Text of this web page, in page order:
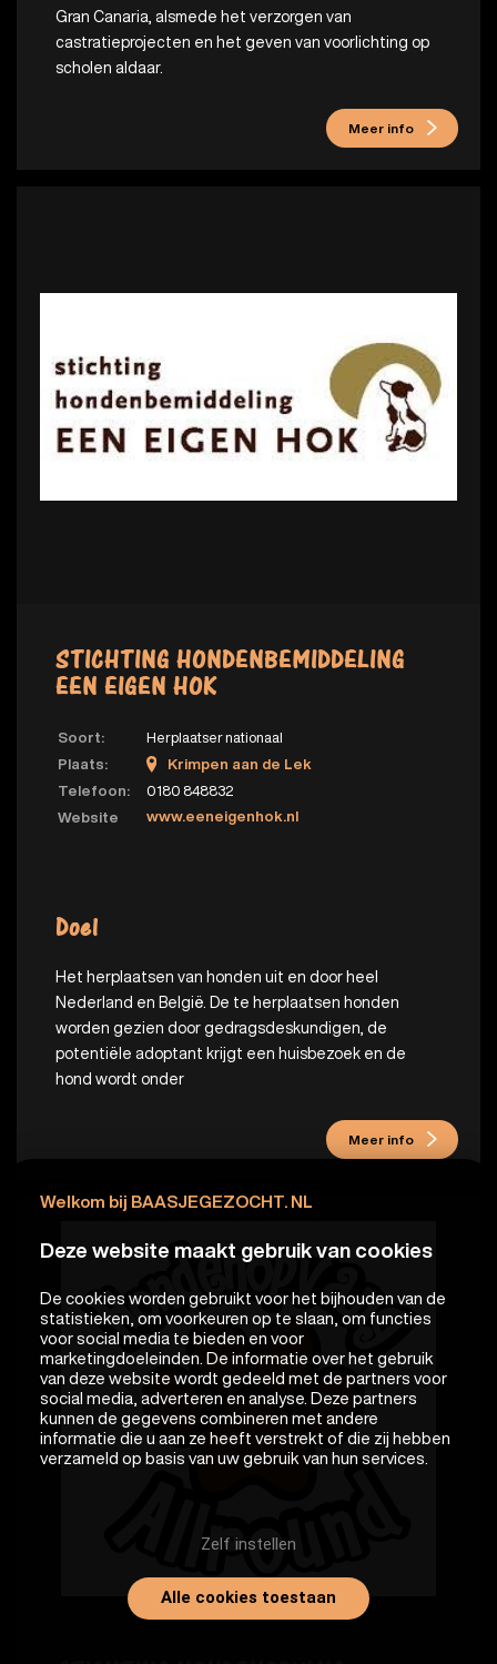
Welkom bij BAASJEGEZOCHT. NL
Deze website maakt gebruik van cookies
De cookies worden gebruikt voor het bijhouden van de
statistieken, om voorkeuren op te slaan, om functies
voor social media te bieden en voor
marketingdoeleinden. De informatie over het gebruik
van deze website wordt gedeeld met de partners voor
social media, adverteren en analyse. Deze partners
kunnen de gegevens combineren met andere
informatie die u aan ze heeft verstrekt of die zij hebben
verzameld op basis van uw gebruik van hun services.
Zelf instellen
Alle cookies toestaan
Gran Canaria, alsmede het verzorgen van
castratieprojecten en het geven van voorlichting op
scholen aldaar.
Meer info
STICHTING HONDENBEMIDDELING
EEN EIGEN HOK
Soort:
Herplaatser nationaal
Plaats:
Krimpen aan de Lek
Telefoon:
0180 848832
Website
www.eeneigenhok.nl
Doel
Het herplaatsen van honden uit en door heel
Nederland en België. De te herplaatsen honden
worden gezien door gedragsdeskundigen, de
potentiële adoptant krijgt een huisbezoek en de
hond wordt onder
Meer info